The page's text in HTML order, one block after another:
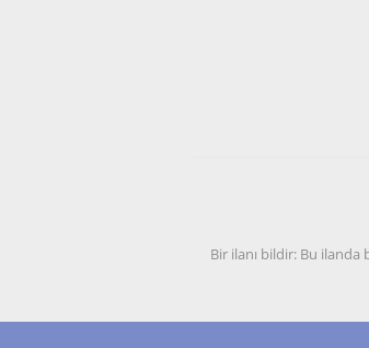
Bir ilanı bildir: Bu